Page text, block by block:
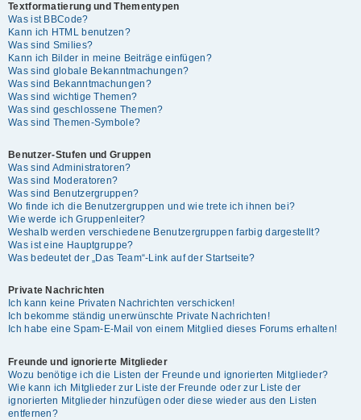
Textformatierung und Thementypen
Was ist BBCode?
Kann ich HTML benutzen?
Was sind Smilies?
Kann ich Bilder in meine Beiträge einfügen?
Was sind globale Bekanntmachungen?
Was sind Bekanntmachungen?
Was sind wichtige Themen?
Was sind geschlossene Themen?
Was sind Themen-Symbole?
Benutzer-Stufen und Gruppen
Was sind Administratoren?
Was sind Moderatoren?
Was sind Benutzergruppen?
Wo finde ich die Benutzergruppen und wie trete ich ihnen bei?
Wie werde ich Gruppenleiter?
Weshalb werden verschiedene Benutzergruppen farbig dargestellt?
Was ist eine Hauptgruppe?
Was bedeutet der „Das Team“-Link auf der Startseite?
Private Nachrichten
Ich kann keine Privaten Nachrichten verschicken!
Ich bekomme ständig unerwünschte Private Nachrichten!
Ich habe eine Spam-E-Mail von einem Mitglied dieses Forums erhalten!
Freunde und ignorierte Mitglieder
Wozu benötige ich die Listen der Freunde und ignorierten Mitglieder?
Wie kann ich Mitglieder zur Liste der Freunde oder zur Liste der
ignorierten Mitglieder hinzufügen oder diese wieder aus den Listen
entfernen?